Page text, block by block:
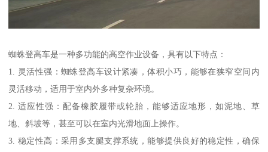
蜘蛛登高车是一种多功能的高空作业设备，具有以下特点：
1. 灵活性强：蜘蛛登高车设计紧凑，体积小巧，能够在狭窄空间内
灵活移动，适用于室内外多种复杂环境。
2. 适应性强：配备橡胶履带或轮胎，能够适应地形，如泥地、草
地、斜坡等，甚至可以在室内光滑地面上操作。
3. 稳定性高：采用多支腿支撑系统，能够提供良好的稳定性，确保